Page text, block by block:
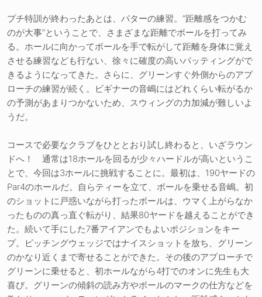
プチ特訓が終わったあとは、パターの練習。“距離感をつかむ
のが大事”ということで、さまざまな距離でボールを打ってみ
る。ホールに向かってボールを手で転がして距離を身体に覚え
させる練習なども行ない、徐々に確度の高いパッティングがで
きるようになってきた。さらに、グリーンすぐ外側からのアプ
ローチの練習が続く。ビギナーの音嶋にはどれくらい転がるか
の予測があまりつかないため、スウィングの力加減が難しいよ
うだ。
コースで必要なクラブをひととおり試し終わると、いざラウン
ドへ！ 通常は18ホールを回るが少々ハードルが高いというこ
とで、今回は3ホールに挑戦することに。最初は、190ヤードの
Par4のホールだ。自らティーを立て、ボールを乗せる音嶋。初
のショットに戸惑いながら打ったボールは、ウマく上がらなか
ったものの真っ直ぐ転がり、結果80ヤードを越えることができ
た。続いて手にした7番アイアンでもよいポジションをキー
プ。ピッチングウェッジではナイスショットを放ち、グリーン
のかなり近くまで寄せることができた。その後のアプローチで
グリーンに乗せると、初ホールながら4打でのオンに先生も大
喜び。グリーンの傾斜の読み方やボールのマークの仕方などを